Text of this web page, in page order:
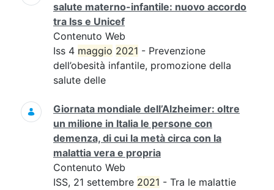
salute materno-infantile: nuovo accordo
tra Iss e Unicef
Contenuto Web
Iss 4 maggio 2021 - Prevenzione
dell’obesità infantile, promozione della
salute delle
Giornata mondiale dell’Alzheimer: oltre
un milione in Italia le persone con
demenza, di cui la metà circa con la
malattia vera e propria
Contenuto Web
ISS, 21 settembre 2021 - Tra le malattie